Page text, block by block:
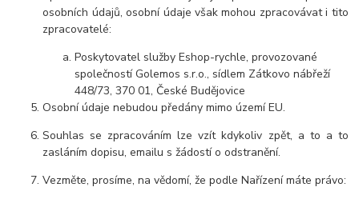
osobních údajů, osobní údaje však mohou zpracovávat i tito
zpracovatelé:
Poskytovatel služby Eshop-rychle, provozované
společností Golemos s.r.o., sídlem Zátkovo nábřeží
448/73, 370 01, České Budějovice
Osobní údaje nebudou předány mimo území EU.
Souhlas se zpracováním lze vzít kdykoliv zpět, a to a to
zasláním dopisu, emailu s žádostí o odstranění.
Vezměte, prosíme, na vědomí, že podle Nařízení máte právo: